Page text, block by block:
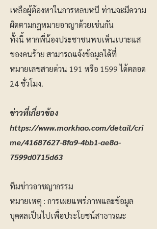
เหลือผู้ต้องหาในการหลบหนี ท่านจะมีความ
ผิดตามกฎหมายอาญาด้วยเช่นกัน
ทั้งนี้ หากพี่น้องประชาชนพบเห็นเบาะแส
ของคนร้าย สามารถแจ้งข้อมูลได้ที่
หมายเลขสายด่วน 191 หรือ 1599 ได้ตลอด
24 ชั่วโมง.
ข่าวที่เกี่ยวข้อง
https://www.morkhao.com/detail/cri
me/41687627-8fa9-4bb1-ae8a-
7599d0715d63
ทีมข่าวอาชญากรรม
หมายเหตุ : การเผยแพร่ภาพและข้อมูล
บุคคลเป็นไปเพื่อประโยชน์สาธารณะ